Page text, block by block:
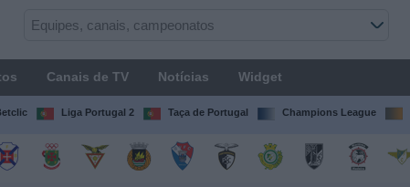
Canais de TV Notícias Widget
Liga Portugal 2 Taça de Portugal Champions League